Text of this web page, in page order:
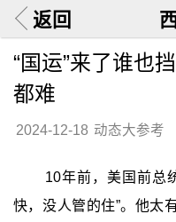
返回
“国运”来了谁也
都难
2024-12-18 动态大参考
10年前，美国前总
快，没人管的住”。他太